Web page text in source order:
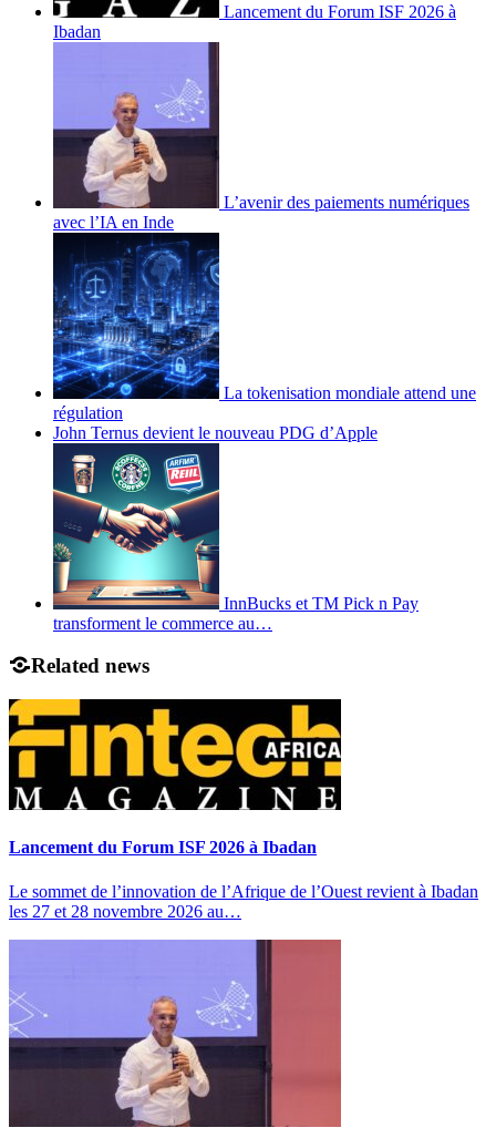
Lancement du Forum ISF 2026 à
Ibadan
L’avenir des paiements numériques
avec l’IA en Inde
La tokenisation mondiale attend une
régulation
John Ternus devient le nouveau PDG d’Apple
InnBucks et TM Pick n Pay
transforment le commerce au…
Related news
Lancement du Forum ISF 2026 à Ibadan
Le sommet de l’innovation de l’Afrique de l’Ouest revient à Ibadan
les 27 et 28 novembre 2026 au…